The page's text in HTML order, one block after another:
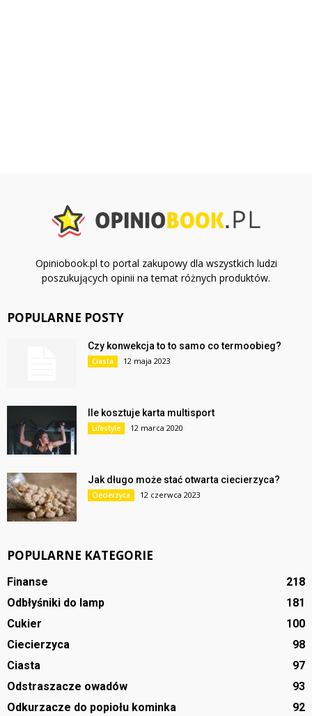
Opiniobook.pl to portal zakupowy dla wszystkich ludzi
poszukujących opinii na temat różnych produktów.
POPULARNE POSTY
Czy konwekcja to to samo co termoobieg?
Ciasta 12 maja 2023
Ile kosztuje karta multisport
Lifestyle 12 marca 2020
Jak długo może stać otwarta ciecierzyca?
Ciecierzyca 12 czerwca 2023
POPULARNE KATEGORIE
Finanse
218
Odbłyśniki do lamp
181
Cukier
100
Ciecierzyca
98
Ciasta
97
Odstraszacze owadów
93
Odkurzacze do popiołu kominka
92